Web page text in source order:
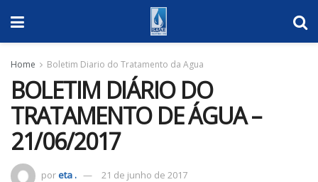
Home Boletim Diario do Tratamento da Agua
BOLETIM DIÁRIO DO
TRATAMENTO DE ÁGUA –
21/06/2017
poreta . 21 de junho de 2017